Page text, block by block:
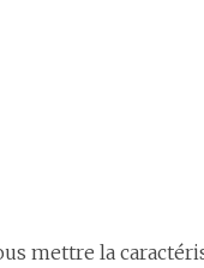
mettre la